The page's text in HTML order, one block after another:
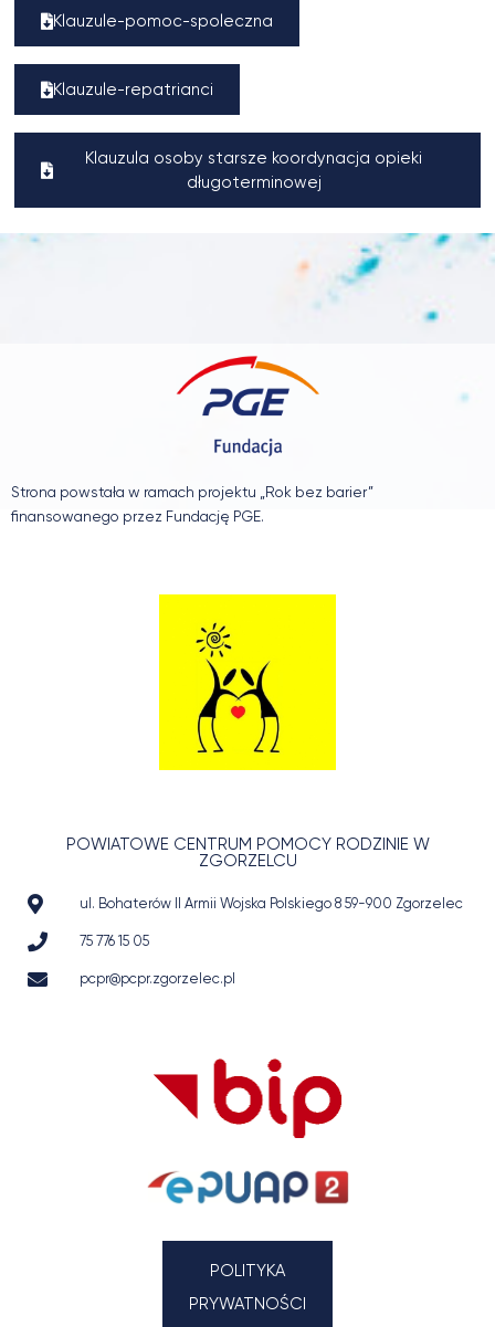
Klauzule-pomoc-spoleczna
Klauzule-repatrianci
Klauzula osoby starsze koordynacja opieki
długoterminowej
Strona powstała w ramach projektu „Rok bez barier”
finansowanego przez Fundację PGE.
POWIATOWE CENTRUM POMOCY RODZINIE W
ZGORZELCU
ul. Bohaterów II Armii Wojska Polskiego 8 59-900 Zgorzelec
75 776 15 05
pcpr@pcpr.zgorzelec.pl
POLITYKA
PRYWATNOŚCI